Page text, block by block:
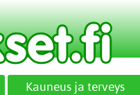
Kauneus ja terveys